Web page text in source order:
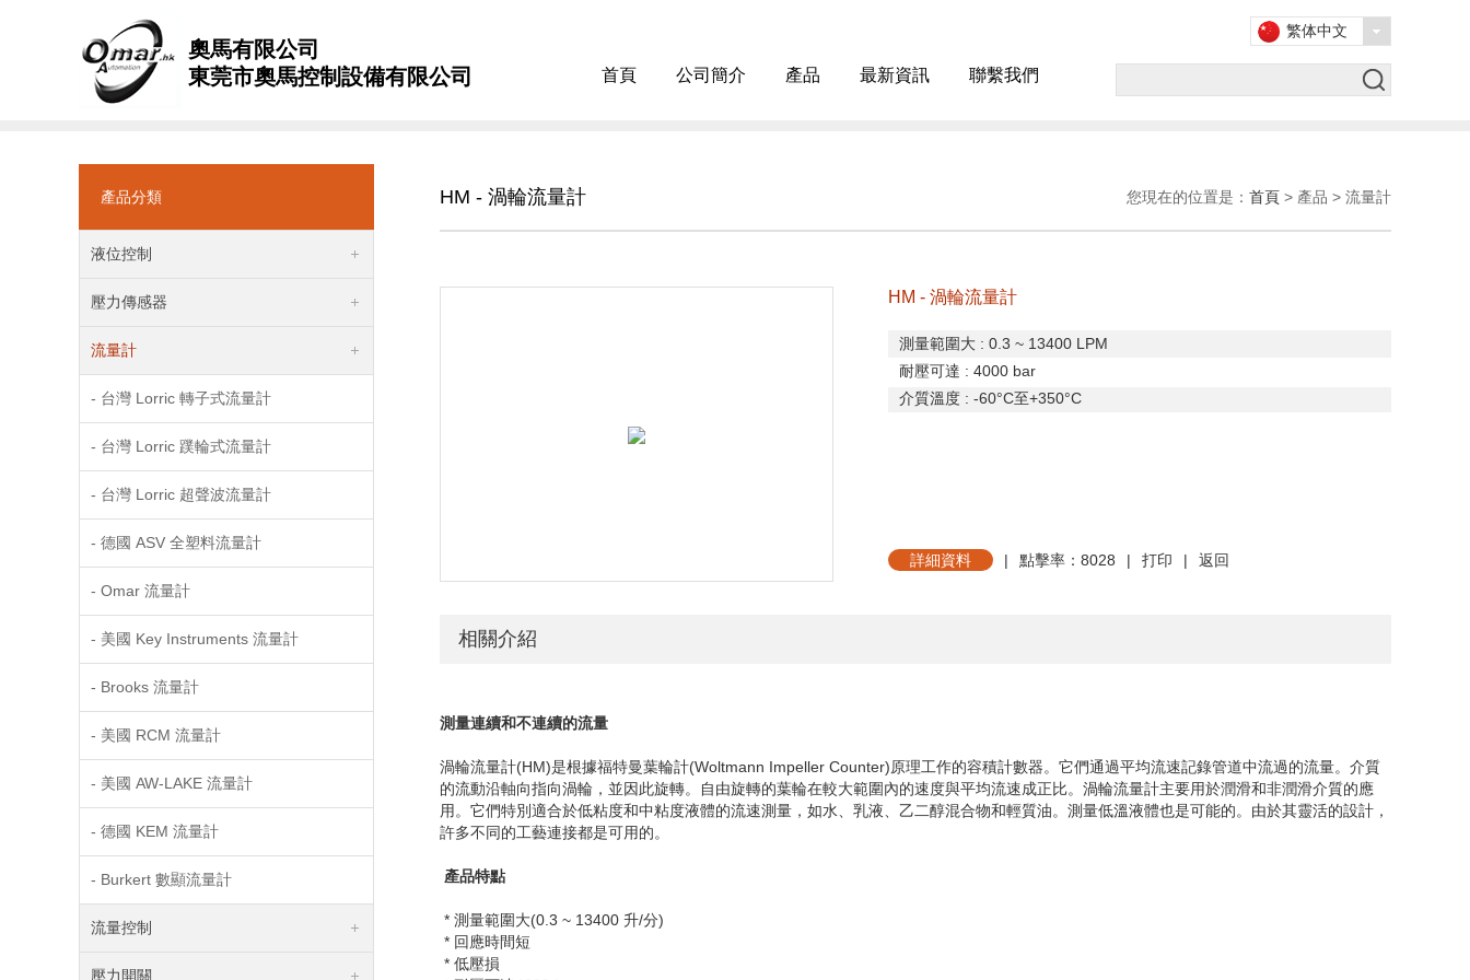
奧馬有限公司
東莞市奧馬控制設備有限公司
首頁 公司簡介 產品 最新資訊 聯繫我們
繁体中文
產品分類
液位控制
壓力傳感器
流量計
- 台灣 Lorric 轉子式流量計
- 台灣 Lorric 蹼輪式流量計
- 台灣 Lorric 超聲波流量計
- 德國 ASV 全塑料流量計
- Omar 流量計
- 美國 Key Instruments 流量計
- Brooks 流量計
- 美國 RCM 流量計
- 美國 AW-LAKE 流量計
- 德國 KEM 流量計
- Burkert 數顯流量計
流量控制
壓力開關
HM - 渦輪流量計 您現在的位置是： 首頁 > 產品 > 流量計
HM - 渦輪流量計
測量範圍大 : 0.3 ~ 13400 LPM
耐壓可達 : 4000 bar
介質溫度 : -60°C至+350°C
詳細資料 | 點擊率：8028 | 打印 | 返回
相關介紹
測量連續和不連續的流量
渦輪流量計(HM)是根據福特曼葉輪計(Woltmann Impeller Counter)原理工作的容積計數器。它們通過平均流速記錄管道中流過的流量。介質
的流動沿軸向指向渦輪，並因此旋轉。自由旋轉的葉輪在較大範圍內的速度與平均流速成正比。渦輪流量計主要用於潤滑和非潤滑介質的應
用。它們特別適合於低粘度和中粘度液體的流速測量，如水、乳液、乙二醇混合物和輕質油。測量低溫液體也是可能的。由於其靈活的設計，
許多不同的工藝連接都是可用的。
產品特點
* 測量範圍大(0.3 ~ 13400 升/分)
* 回應時間短
* 低壓損